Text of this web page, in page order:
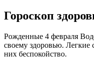
Гороскоп
Рожденные 4 февраля
своему здоровью.
них беспокойство.